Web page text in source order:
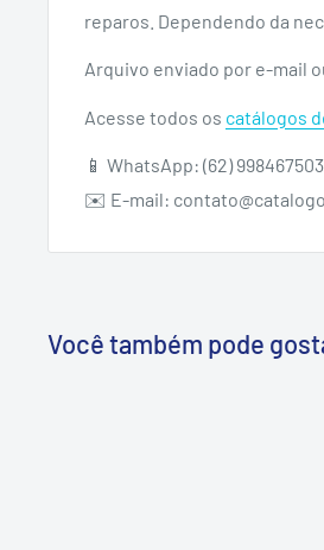
reparos. Dependendo da
Arquivo enviado por e-mail
Acesse todos os catálogos
📱 WhatsApp: (62) 998467503
✉️ E-mail:
Você também pode